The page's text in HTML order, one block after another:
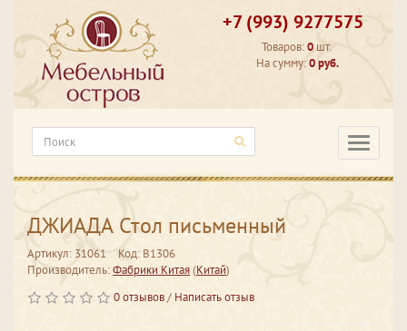
+7 (993) 9277575
Товаров:0 шт.
На сумму:0 руб.
ДЖИАДА Стол письменный
Артикул: 31061
Код: В1306
Производитель:Фабрики Китая(Китай)
0 отзывов/ Написать отзыв